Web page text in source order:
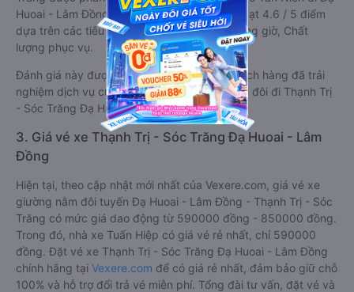
Huoai - Lâm Đồng từ Thạnh Trị - Sóc Trăng đạt 4.6 / 5 điểm
dựa trên các tiêu chí như: Chất lượng xe, Đúng giờ, Chất
lượng phục vụ.
Đánh giá này được viết trực tiếp bởi các khách hàng đã trải
nghiệm dịch vụ của các hãng xe giường nằm đôi đi Thạnh Trị
- Sóc Trăng Đạ Huoai - Lâm Đồng .
3. Giá vé xe Thạnh Trị - Sóc Trăng Đạ Huoai - Lâm
Đồng
Hiện tại, theo cập nhật mới nhất của Vexere.com, giá vé xe
giường nằm đôi tuyến Đạ Huoai - Lâm Đồng - Thạnh Trị - Sóc
Trăng có mức giá dao động từ 590000 đồng - 850000 đồng.
Trong đó, nhà xe Tuấn Hiệp có giá vé rẻ nhất, chỉ 590000
đồng. Đặt vé xe Thạnh Trị - Sóc Trăng Đạ Huoai - Lâm Đồng
chính hãng tại Vexere.com để có giá rẻ nhất, đảm bảo giữ chỗ
100% và hỗ trợ đổi trả vé miễn phí. Tổng đài tư vấn, đặt vé và